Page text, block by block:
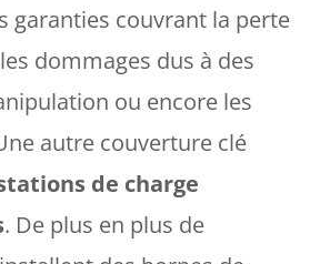
garanties couvrant la perte
dommages dus à des
ou encore les
autre couverture clé
de charge
. De plus en plus de